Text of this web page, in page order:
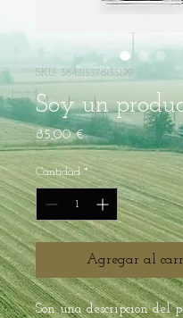
SKU: 364215376135199
Soy un
85,00 €Precio
Cantidad *
Agregar al
Son una descripción del